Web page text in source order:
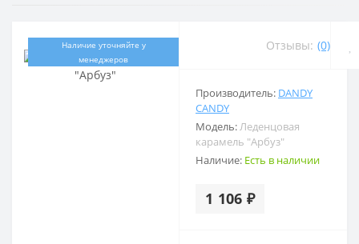
Наличие уточняйте у
менеджеров
Отзывы: (0)
Производитель: DANDY
CANDY
Модель:Леденцовая
карамель "Арбуз"
Наличие: Есть в наличии
1 106 ₽